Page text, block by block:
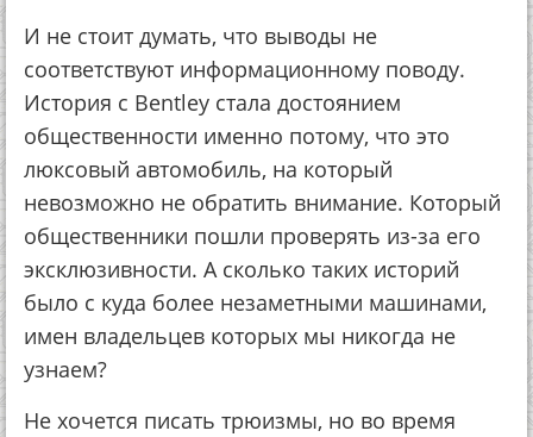
И не стоит думать, что выводы не
соответствуют информационному поводу.
История с Bentley стала достоянием
общественности именно потому, что это
люксовый автомобиль, на который
невозможно не обратить внимание. Который
общественники пошли проверять из-за его
эксклюзивности. А сколько таких историй
было с куда более незаметными машинами,
имен владельцев которых мы никогда не
узнаем?
Не хочется писать трюизмы, но во время